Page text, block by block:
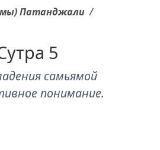
Патанджали /
5
самьямой
понимание.